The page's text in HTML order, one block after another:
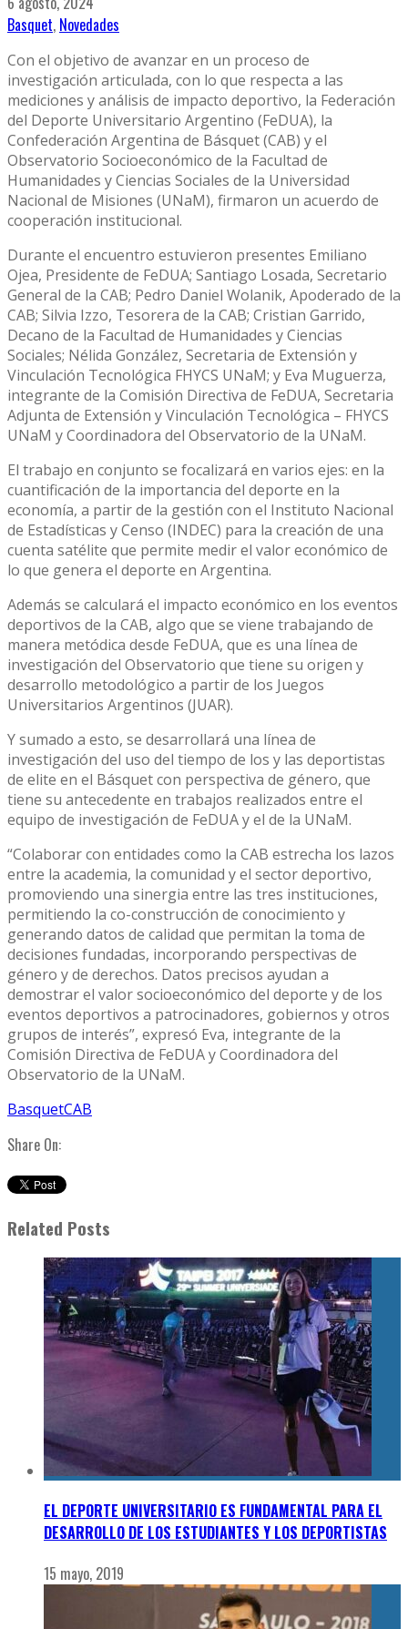
Basquet, Novedades
Con el objetivo de avanzar en un proceso de
investigación articulada, con lo que respecta a las
mediciones y análisis de impacto deportivo, la Federación
del Deporte Universitario Argentino (FeDUA), la
Confederación Argentina de Básquet (CAB) y el
Observatorio Socioeconómico de la Facultad de
Humanidades y Ciencias Sociales de la Universidad
Nacional de Misiones (UNaM), firmaron un acuerdo de
cooperación institucional.
Durante el encuentro estuvieron presentes Emiliano
Ojea, Presidente de FeDUA; Santiago Losada, Secretario
General de la CAB; Pedro Daniel Wolanik, Apoderado de la
CAB; Silvia Izzo, Tesorera de la CAB; Cristian Garrido,
Decano de la Facultad de Humanidades y Ciencias
Sociales; Nélida González, Secretaria de Extensión y
Vinculación Tecnológica FHYCS UNaM; y Eva Muguerza,
integrante de la Comisión Directiva de FeDUA, Secretaria
Adjunta de Extensión y Vinculación Tecnológica – FHYCS
UNaM y Coordinadora del Observatorio de la UNaM.
El trabajo en conjunto se focalizará en varios ejes: en la
cuantificación de la importancia del deporte en la
economía, a partir de la gestión con el Instituto Nacional
de Estadísticas y Censo (INDEC) para la creación de una
cuenta satélite que permite medir el valor económico de
lo que genera el deporte en Argentina.
Además se calculará el impacto económico en los eventos
deportivos de la CAB, algo que se viene trabajando de
manera metódica desde FeDUA, que es una línea de
investigación del Observatorio que tiene su origen y
desarrollo metodológico a partir de los Juegos
Universitarios Argentinos (JUAR).
Y sumado a esto, se desarrollará una línea de
investigación del uso del tiempo de los y las deportistas
de elite en el Básquet con perspectiva de género, que
tiene su antecedente en trabajos realizados entre el
equipo de investigación de FeDUA y el de la UNaM.
“Colaborar con entidades como la CAB estrecha los lazos
entre la academia, la comunidad y el sector deportivo,
promoviendo una sinergia entre las tres instituciones,
permitiendo la co-construcción de conocimiento y
generando datos de calidad que permitan la toma de
decisiones fundadas, incorporando perspectivas de
género y de derechos. Datos precisos ayudan a
demostrar el valor socioeconómico del deporte y de los
eventos deportivos a patrocinadores, gobiernos y otros
grupos de interés”, expresó Eva, integrante de la
Comisión Directiva de FeDUA y Coordinadora del
Observatorio de la UNaM.
BasquetCAB
Share On:
Related Posts
EL DEPORTE UNIVERSITARIO ES FUNDAMENTAL PARA EL
DESARROLLO DE LOS ESTUDIANTES Y LOS DEPORTISTAS
15 mayo, 2019